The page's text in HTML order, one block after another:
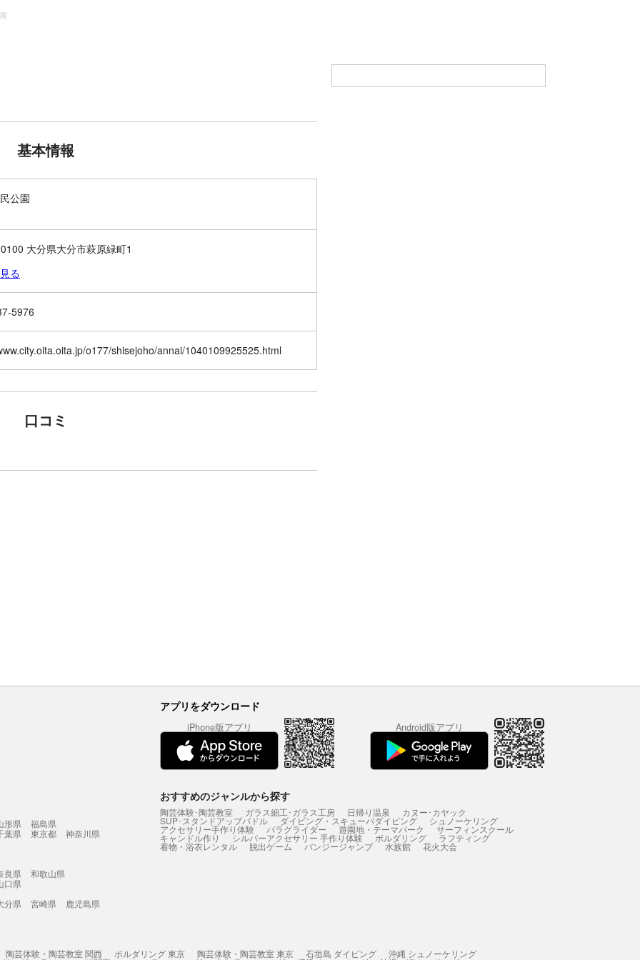
基本情報
公園
大分県大分市萩原緑町1
る
5976
o177/shisejoho/annai/1040109925525.html
口コミ
アプリをダウンロード
iPhone版アプリ Android版アプリ
形県
福島県
葉県 東京都
神奈川県
良県
和歌山県
口県
分県 宮崎県
鹿児島県
おすすめのジャンルから探す
陶芸体験･陶芸教室 ガラス細工･ガラス工房 日帰り温泉 カヌー･カヤック
SUP･スタンドアップパドル ダイビング・スキューバダイビング シュノーケリング
アクセサリー手作り体験 パラグライダー 遊園地・テーマパーク サーフィンスクール
キャンドル作り シルバーアクセサリー 手作り体験 ボルダリング ラフティング
着物・浴衣レンタル 脱出ゲーム バンジージャンプ 水族館 花火大会
陶芸体験・陶芸教室 関西 ボルダリング 東京 陶芸体験・陶芸教室 東京 石垣島 ダイビング 沖縄 シュノーケリング